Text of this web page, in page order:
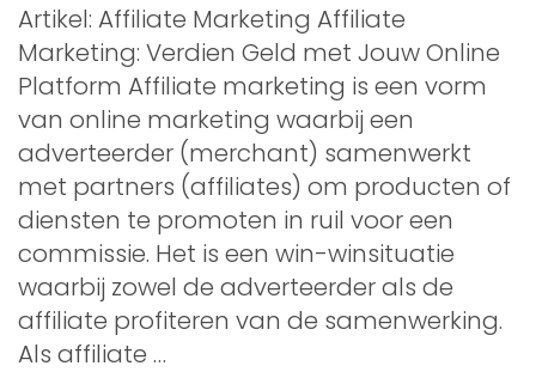
Artikel: Affiliate Marketing Affiliate
Marketing: Verdien Geld met Jouw Online
Platform Affiliate marketing is een vorm
van online marketing waarbij een
adverteerder (merchant) samenwerkt
met partners (affiliates) om producten of
diensten te promoten in ruil voor een
commissie. Het is een win-winsituatie
waarbij zowel de adverteerder als de
affiliate profiteren van de samenwerking.
Als affiliate …